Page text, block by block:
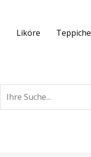
Liköre Teppiche